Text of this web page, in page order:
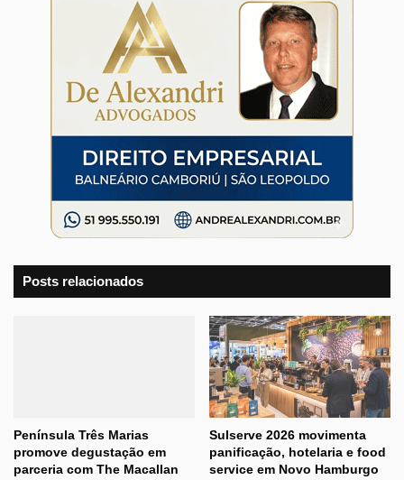
Posts relacionados
Península Três Marias
promove degustação em
parceria com The Macallan
Sulserve 2026 movimenta
panificação, hotelaria e food
service em Novo Hamburgo